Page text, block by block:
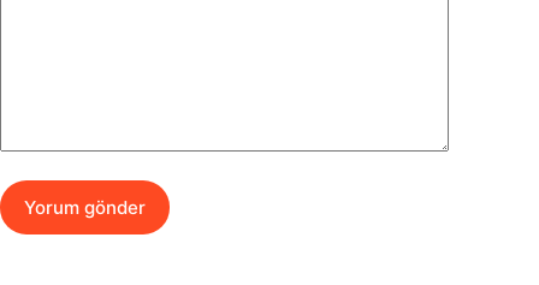
Yorum gönder